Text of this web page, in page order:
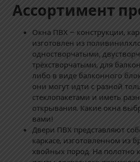
Ассортимент
Окна ПВХ – конструкции,
изготовлен из
одностворчатыми,
трёхстворчатыми, для
либо в виде балконного
они могут идти с разной
стеклопакетами и иметь
открывания. Какие окна
вами!
Двери ПВХ представляют
каркасе, изготовленном из
хвойных пород. На полотно